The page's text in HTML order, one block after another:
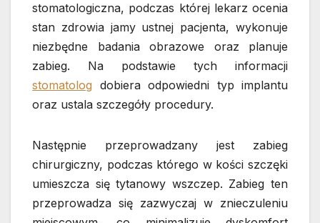
stomatologiczna, podczas której lekarz ocenia
stan zdrowia jamy ustnej pacjenta, wykonuje
niezbędne badania obrazowe oraz planuje
zabieg. Na podstawie tych informacji
stomatolog dobiera odpowiedni typ implantu
oraz ustala szczegóły procedury.
Następnie przeprowadzany jest zabieg
chirurgiczny, podczas którego w kości szczęki
umieszcza się tytanowy wszczep. Zabieg ten
przeprowadza się zazwyczaj w znieczuleniu